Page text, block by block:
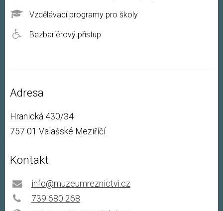
Vzdělávací programy pro školy
Bezbariérový přístup
Adresa
Hranická 430/34
757 01 Valašské Meziříčí
Kontakt
info@muzeumreznictvi.cz
739 680 268